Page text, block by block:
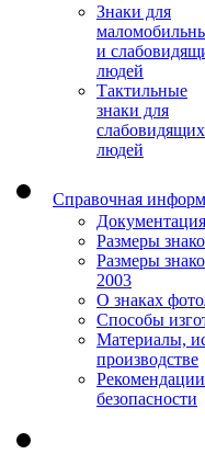
Знаки для
и
людей
Тактильные
знаки для
слабовидящих
людей
Справочная
Размеры
Размеры
2003
О знаках
Способы
Материалы,
производстве
безопасности